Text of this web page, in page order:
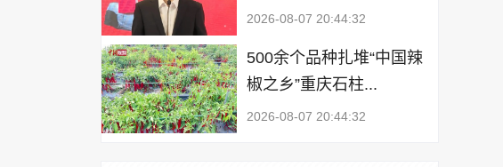
2026-08-07 20:44:32
500余个品种扎堆“中国辣
椒之乡”重庆石柱...
2026-08-07 20:44:32